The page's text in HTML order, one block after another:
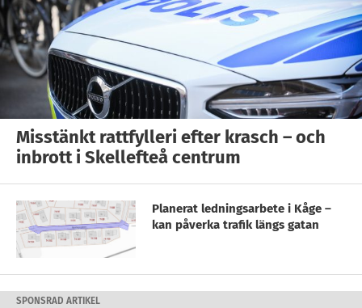
Misstänkt rattfylleri efter krasch – och
inbrott i Skellefteå centrum
Planerat ledningsarbete i Kåge –
kan påverka trafik längs gatan
SPONSRAD ARTIKEL